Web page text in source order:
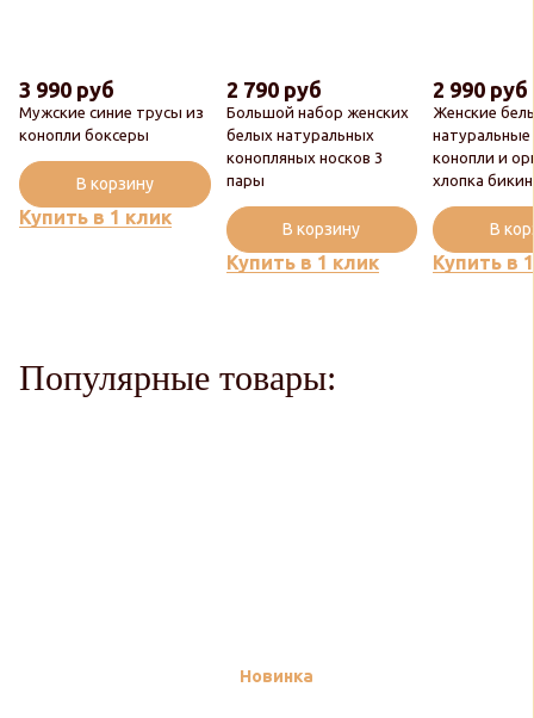
Мужские синие трусы из
конопли боксеры
3 990 руб
Купить в 1 клик
В корзину
Большой набор женских
белых натуральных
конопляных носков 3
пары
2 790 руб
Купить в 1 клик
В корзину
Женские
конопли и
хлопка
2 990 руб
Купить в
В
Популярные товары:
Новинка